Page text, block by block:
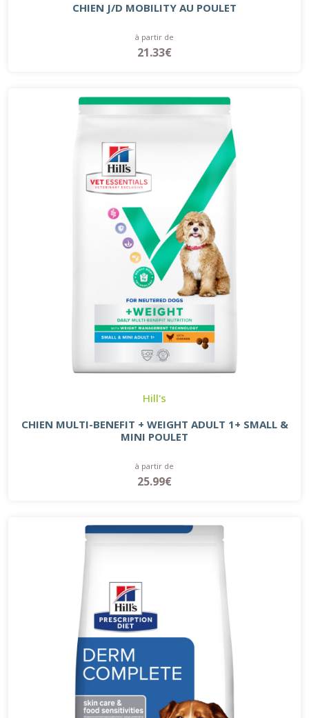
CHIEN J/D MOBILITY AU POULET
à partir de
21.33€
Hill's
CHIEN MULTI-BENEFIT + WEIGHT ADULT 1+ SMALL &
MINI POULET
à partir de
25.99€